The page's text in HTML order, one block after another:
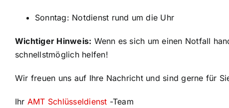
Sonntag: Notdienst rund um die Uhr
Wichtiger Hinweis: Wenn es sich um einen Notfall
schnellstmöglich helfen!
Wir freuen uns auf Ihre Nachricht und sind gerne für
Ihr AMT Schlüsseldienst -Team